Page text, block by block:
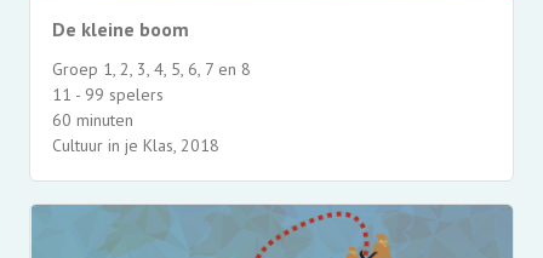
De kleine boom
Groep 1, 2, 3, 4, 5, 6, 7 en 8
11 - 99 spelers
60 minuten
Cultuur in je Klas, 2018